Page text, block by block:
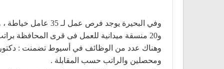
و20 منسقة ميدانية للعمل فى قرى المحافظة براتب 2000 جنيه ، ومندوب مبيعات ،وسائق لوري وتريلا ، وأخصائي إئتمان ، ومحاسبين ، وموظفين إداريين .
ومحصلين والراتب حسب المقابلة .